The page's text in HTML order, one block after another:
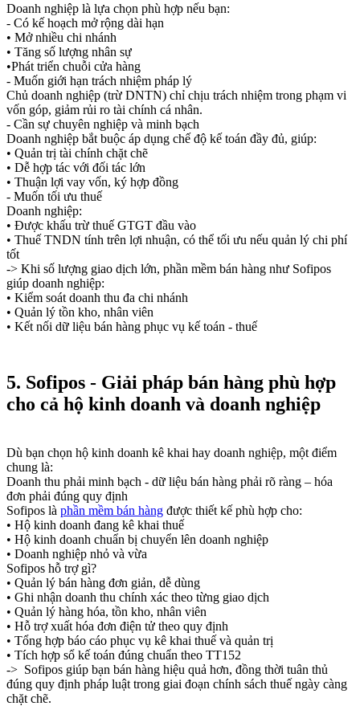
Doanh nghiệp là lựa chọn phù hợp nếu bạn:
- Có kế hoạch mở rộng dài hạn
• Mở nhiều chi nhánh
• Tăng số lượng nhân sự
•Phát triển chuỗi cửa hàng
- Muốn giới hạn trách nhiệm pháp lý
Chủ doanh nghiệp (trừ DNTN) chỉ chịu trách nhiệm trong phạm vi
vốn góp, giảm rủi ro tài chính cá nhân.
- Cần sự chuyên nghiệp và minh bạch
Doanh nghiệp bắt buộc áp dụng chế độ kế toán đầy đủ, giúp:
• Quản trị tài chính chặt chẽ
• Dễ hợp tác với đối tác lớn
• Thuận lợi vay vốn, ký hợp đồng
- Muốn tối ưu thuế
Doanh nghiệp:
• Được khấu trừ thuế GTGT đầu vào
• Thuế TNDN tính trên lợi nhuận, có thể tối ưu nếu quản lý chi phí
tốt
-> Khi số lượng giao dịch lớn, phần mềm bán hàng như Sofipos
giúp doanh nghiệp:
• Kiểm soát doanh thu đa chi nhánh
• Quản lý tồn kho, nhân viên
• Kết nối dữ liệu bán hàng phục vụ kế toán - thuế
5. Sofipos - Giải pháp bán hàng phù hợp
cho cả hộ kinh doanh và doanh nghiệp
Dù bạn chọn hộ kinh doanh kê khai hay doanh nghiệp, một điểm
chung là:
Doanh thu phải minh bạch - dữ liệu bán hàng phải rõ ràng – hóa
đơn phải đúng quy định
Sofipos là phần mềm bán hàng được thiết kế phù hợp cho:
• Hộ kinh doanh đang kê khai thuế
• Hộ kinh doanh chuẩn bị chuyển lên doanh nghiệp
• Doanh nghiệp nhỏ và vừa
Sofipos hỗ trợ gì?
• Quản lý bán hàng đơn giản, dễ dùng
• Ghi nhận doanh thu chính xác theo từng giao dịch
• Quản lý hàng hóa, tồn kho, nhân viên
• Hỗ trợ xuất hóa đơn điện tử theo quy định
• Tổng hợp báo cáo phục vụ kê khai thuế và quản trị
• Tích hợp sổ kế toán đúng chuẩn theo TT152
-> Sofipos giúp bạn bán hàng hiệu quả hơn, đồng thời tuân thủ
đúng quy định pháp luật trong giai đoạn chính sách thuế ngày càng
chặt chẽ.